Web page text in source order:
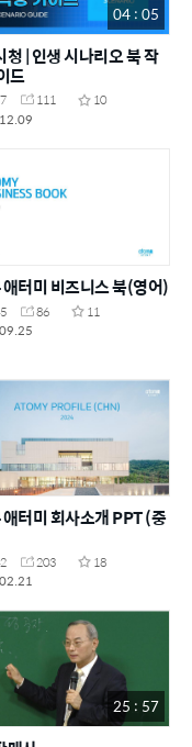
04 : 05
청 | 인생 시나리오 북 작
드
111
10
터미 비즈니스 북(영어)
86
11
미 회사소개 PPT (중
203
18
25 : 57